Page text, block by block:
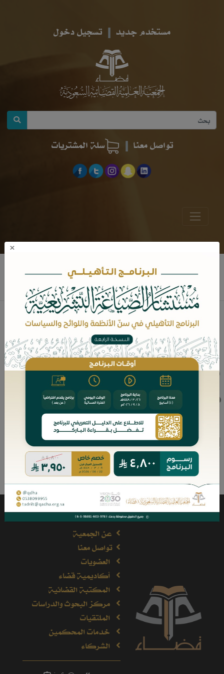
مستخدم جديد تسجيل دخول
تواصل معنا سلة المشتريات
فضيلة الشيخ معاذ بن سعد بن سعود
الساعدي
نبذه عن المؤلف
مؤلفات الكاتب
عن الجمعية
تواصل معنا
العضويات
أكاديمية قضاء
المكتبة القضائية
مركز البحوث والدراسات
الملتقيات
خدمات المحكمين
الشركاء
×